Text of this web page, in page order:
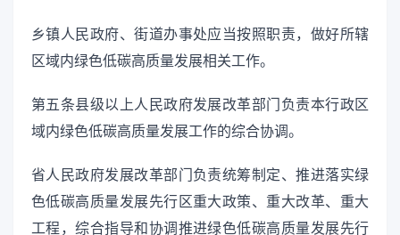
乡镇人民政府、街道办事处应当按照职责，做好所辖
区域内绿色低碳高质量发展相关工作。
第五条县级以上人民政府发展改革部门负责本行政区
域内绿色低碳高质量发展工作的综合协调。
省人民政府发展改革部门负责统筹制定、推进落实绿
色低碳高质量发展先行区重大政策、重大改革、重大
工程，综合指导和协调推进绿色低碳高质量发展先行